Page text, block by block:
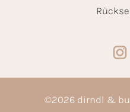
©2026 dirndl &